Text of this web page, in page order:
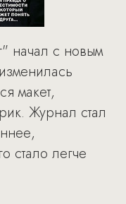
начал с новым
макет,
Журнал стал
стало легче